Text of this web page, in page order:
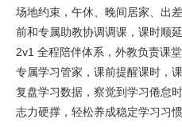
场地约束，午休、晚间居家、出
前和专属助教协调调课，课时顺
2v1 全程陪伴体系，外教负责课
专属学习管家，课前提醒课时，
复盘学习数据，察觉到学习倦怠
志力硬撑，轻松养成稳定学习习惯